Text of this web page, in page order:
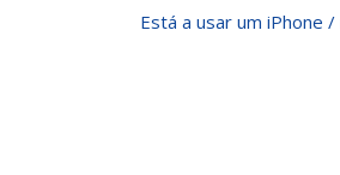
Está a usar um iPhone